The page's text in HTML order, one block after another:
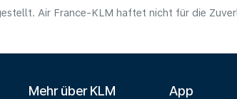
Air France-KLM haftet nicht für die
Mehr über KLM
App